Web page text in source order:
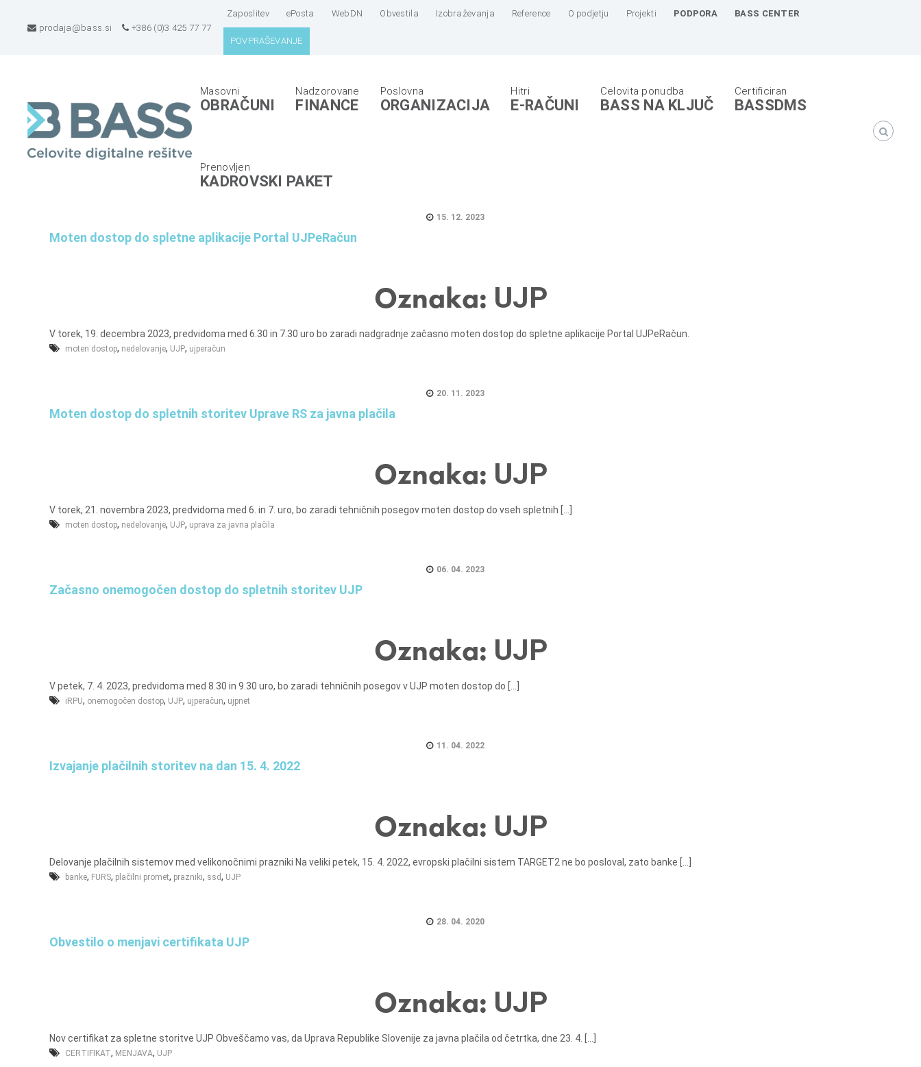
prodaja@bass.si +386 (0)3 425 77 77
Zaposlitev ePosta WebDN Obvestila Izobraževanja Reference O podjetju Projekti PODPORA BASS CENTER
POVPRAŠEVANJE
B
A
d
.
o
l
j
E
R
i
s
m
a
s
i
č
u
o
l
o
i
e
OBRAČUNI FINANCE ORGANIZACIJA E-RAČUNI BASS NA KLJUČ BASSDMS
KADROVSKI PAKET
15. 12. 2023
Moten dostop do spletne aplikacije Portal UJPeRačun
Oznaka: UJP
V torek, 19. decembra 2023, predvidoma med 6.30 in 7.30 uro bo zaradi nadgradnje začasno moten dostop do spletne aplikacije Portal UJPeRačun.
moten dostop, nedelovanje, UJP, ujperačun
20. 11. 2023
Moten dostop do spletnih storitev Uprave RS za javna plačila
Oznaka: UJP
V torek, 21. novembra 2023, predvidoma med 6. in 7. uro, bo zaradi tehničnih posegov moten dostop do vseh spletnih [...]
moten dostop, nedelovanje, UJP, uprava za javna plačila
06. 04. 2023
Začasno onemogočen dostop do spletnih storitev UJP
Oznaka: UJP
V petek, 7. 4. 2023, predvidoma med 8.30 in 9.30 uro, bo zaradi tehničnih posegov v UJP moten dostop do [...]
iRPU, onemogočen dostop, UJP, ujperačun, ujpnet
11. 04. 2022
Izvajanje plačilnih storitev na dan 15. 4. 2022
Oznaka: UJP
Delovanje plačilnih sistemov med velikonočnimi prazniki Na veliki petek, 15. 4. 2022, evropski plačilni sistem TARGET2 ne bo posloval, zato banke [...]
banke, FURS, plačilni promet, prazniki, ssd, UJP
28. 04. 2020
Obvestilo o menjavi certifikata UJP
Oznaka: UJP
Nov certifikat za spletne storitve UJP Obveščamo vas, da Uprava Republike Slovenije za javna plačila od četrtka, dne 23. 4. [...]
CERTIFIKAT, MENJAVA, UJP